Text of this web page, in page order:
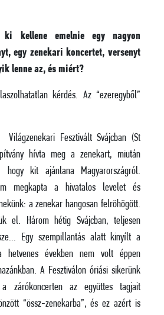
kellene emelnie egy nagyon
egy zenekari koncertet, versenyt
lenne az, és miért?
kérdés. Az “ezeregyből”
Fesztivált Svájcban (St
hívta meg a zenekart, miután
hogy kit ajánlana Magyarországról.
megkapta a hivatalos levelet és
a zenekar hangosan felröhögött.
el. Három hétig Svájcban, teljesen
Egy szempillantás alatt kinyílt a
években nem volt éppen
A Fesztiválon óriási sikerünk
zárókoncerten az együttes tagjait
“össz-zenekarba”, és ez azért is